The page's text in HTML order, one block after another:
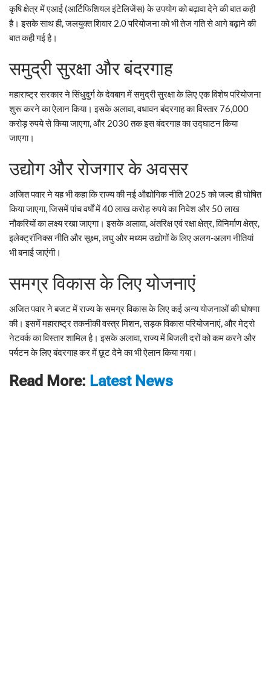
कृषि क्षेत्र में एआई (आर्टिफिशियल इंटेलिजेंस) के उपयोग को बढ़ावा देने की बात कही
है। इसके साथ ही, जलयुक्त शिवार 2.0 परियोजना को भी तेज गति से आगे बढ़ाने की
बात कही गई है।
समुद्री सुरक्षा और बंदरगाह
महाराष्ट्र सरकार ने सिंधुदुर्ग के देवबाग में समुद्री सुरक्षा के लिए एक विशेष परियोजना
शुरू करने का ऐलान किया। इसके अलावा, वधावन बंदरगाह का विस्तार 76,000
करोड़ रुपये से किया जाएगा, और 2030 तक इस बंदरगाह का उद्घाटन किया
जाएगा।
उद्योग और रोजगार के अवसर
अजित पवार ने यह भी कहा कि राज्य की नई औद्योगिक नीति 2025 को जल्द ही घोषित
किया जाएगा, जिसमें पांच वर्षों में 40 लाख करोड़ रुपये का निवेश और 50 लाख
नौकरियों का लक्ष्य रखा जाएगा। इसके अलावा, अंतरिक्ष एवं रक्षा क्षेत्र, विनिर्माण क्षेत्र,
इलेक्ट्रॉनिक्स नीति और सूक्ष्म, लघु और मध्यम उद्योगों के लिए अलग-अलग नीतियां
भी बनाई जाएंगी।
समग्र विकास के लिए योजनाएं
अजित पवार ने बजट में राज्य के समग्र विकास के लिए कई अन्य योजनाओं की घोषणा
की। इसमें महाराष्ट्र तकनीकी वस्त्र मिशन, सड़क विकास परियोजनाएं, और मेट्रो
नेटवर्क का विस्तार शामिल है। इसके अलावा, राज्य में बिजली दरों को कम करने और
पर्यटन के लिए बंदरगाह कर में छूट देने का भी ऐलान किया गया।
Read More: Latest News